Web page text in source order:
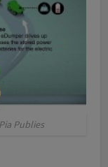
Publies